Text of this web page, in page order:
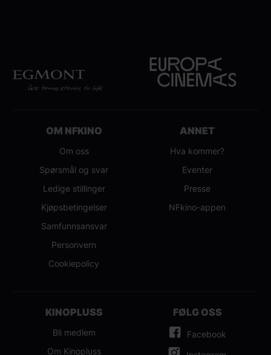
OM NFKINO
Om oss
Spørsmål og svar
Ledige stillinger
Kjøpsbetingelser
Samfunnsansvar
Personvern
Cookiepolicy
ANNET
Hva kommer?
Eventer
Presse
NFkino-appen
KINOPLUSS
Bli medlem
Om Kinopluss
FØLG OSS
Facebook